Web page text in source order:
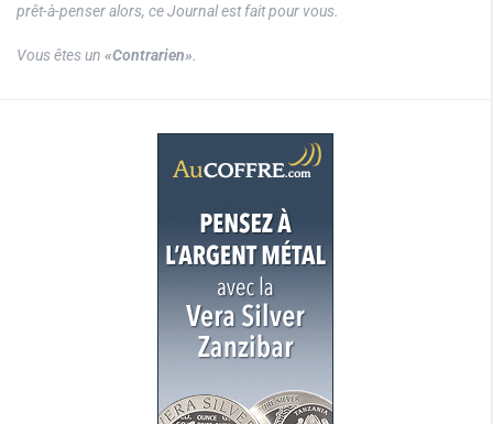
prêt-à-penser alors, ce Journal est fait pour vous.
Vous êtes un «Contrarien».